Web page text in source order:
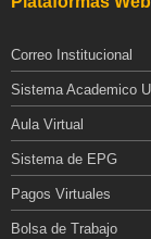
Correo Institucional
Sistema Academico
Aula Virtual
Sistema de EPG
Pagos Virtuales
Bolsa de Trabajo